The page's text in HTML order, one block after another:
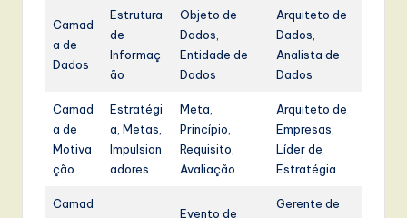
Camad
a de
Dados
Estrutura
de
Informaç
ão
Objeto de
Dados,
Entidade de
Dados
Arquiteto de
Dados,
Analista de
Dados
Camad
a de
Motiva
ção
Estratégi
a, Metas,
Impulsion
adores
Meta,
Princípio,
Requisito,
Avaliação
Arquiteto de
Empresas,
Líder de
Estratégia
Camad
Evento de
Gerente de